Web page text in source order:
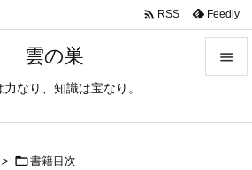
雲の巣
なり、知識は宝なり。

 RSS Feedly
> 書籍目次